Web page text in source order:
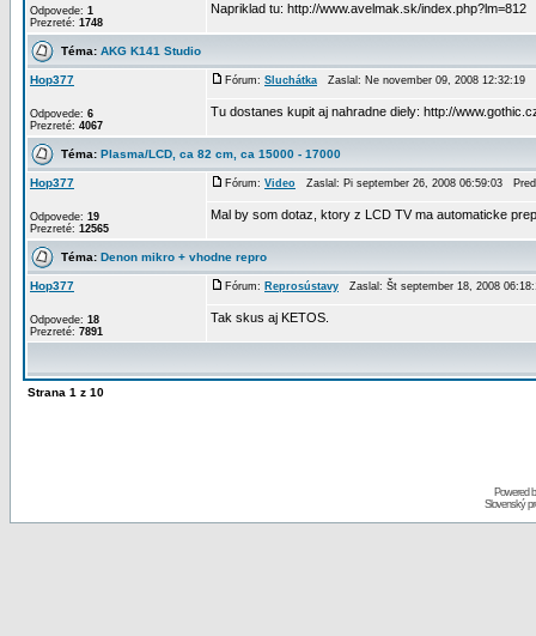
Odpovede: 1
Prezreté: 1748
Napriklad tu: http://www.avelmak.sk/index.php?lm=812
Téma: AKG K141 Studio
Hop377
Odpovede: 6
Prezreté: 4067
Fórum: Sluchátka Zaslal: Ne november 09, 2008 12:32:19
Tu dostanes kupit aj nahradne diely: http://
Téma: Plasma/LCD, ca 82 cm, ca 15000 - 17000
Hop377
Odpovede: 19
Prezreté: 12565
Fórum: Video Zaslal: Pi september 26, 2008 06:59:03
Mal by som dotaz, ktory z LCD TV ma automaticke
Téma: Denon mikro + vhodne repro
Hop377
Odpovede: 18
Prezreté: 7891
Fórum: Reprosústavy Zaslal: Št september 18, 2008
Tak skus aj KETOS.
Strana 1 z 10
Powered
Slovenský